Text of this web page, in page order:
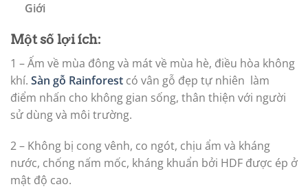
Giới
Một số lợi ích:
1 – Ấm về mùa đông và mát về mùa hè, điều hòa không
khí. Sàn gỗ Rainforest có vân gỗ đẹp tự nhiên làm
điểm nhấn cho không gian sống, thân thiện với người
sử dùng và môi trường.
2 – Không bị cong vênh, co ngót, chịu ẩm và kháng
nước, chống nấm mốc, kháng khuẩn bởi HDF được ép ở
mật độ cao.